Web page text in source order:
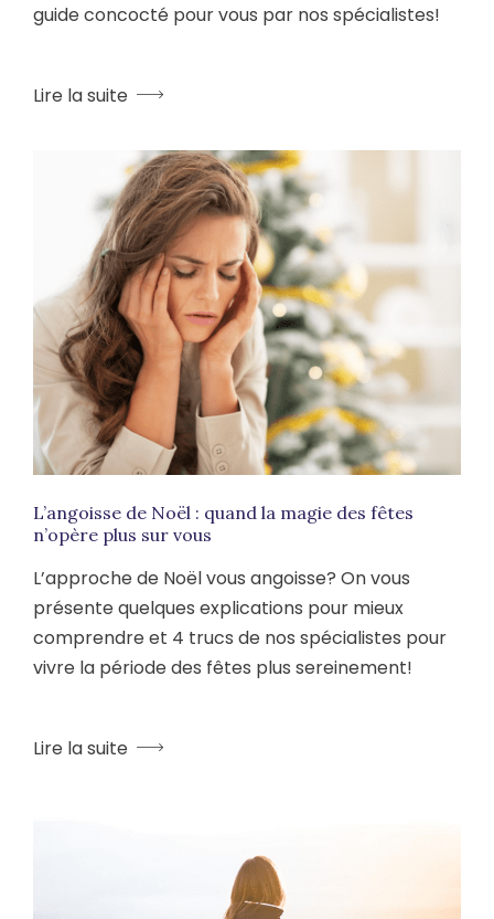
guide concocté pour vous par nos spécialistes!
Lire la suite
L’angoisse de Noël : quand la magie des fêtes
n’opère plus sur vous
L’approche de Noël vous angoisse? On vous
présente quelques explications pour mieux
comprendre et 4 trucs de nos spécialistes pour
vivre la période des fêtes plus sereinement!
Lire la suite